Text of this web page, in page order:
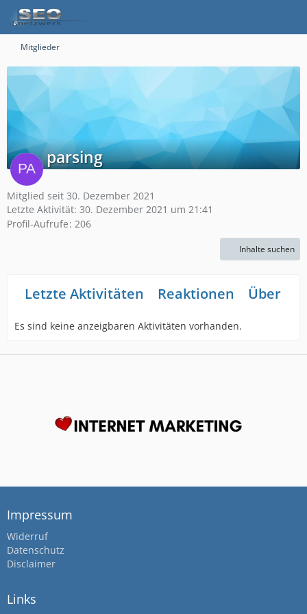
Mitglieder
parsing
Mitglied seit 30. Dezember 2021
Letzte Aktivität: 30. Dezember 2021 um 21:41
Profil-Aufrufe 206
Inhalte suchen
Letzte Aktivitäten Reaktionen Über
Es sind keine anzeigbaren Aktivitäten vorhanden.
Impressum
Widerruf
Datenschutz
Disclaimer
Links